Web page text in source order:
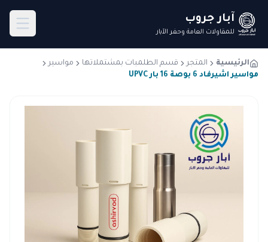
آبار جروب
للمقاولات العامة وحفر الآبار
الرئيسية المتجر قسم الطلمبات بمشتملاتها
مواسير
مواسير اشيرفاد 6 بوصة 16 بار UPVC